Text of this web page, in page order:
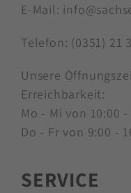
E-Mail:
Telefon: (0351) 21
Unsere
Erreichbarkeit:
Mo - Mi von 10:00
Do - Fr von 9:00 -
SERVICE